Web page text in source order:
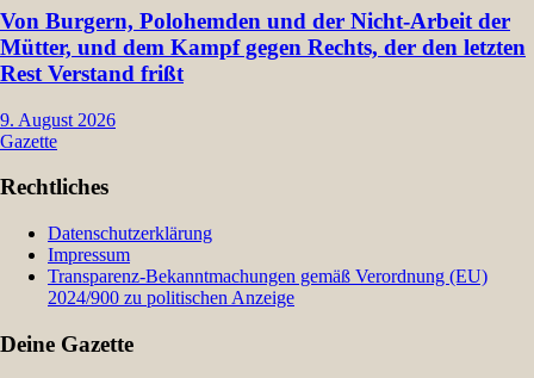
Von Burgern, Polohemden und der Nicht-Arbeit der
Mütter, und dem Kampf gegen Rechts, der den letzten
Rest Verstand frißt
9. August 2026
Gazette
Rechtliches
Datenschutzerklärung
Impressum
Transparenz-Bekanntmachungen gemäß Verordnung (EU)
2024/900 zu politischen Anzeige
Deine Gazette